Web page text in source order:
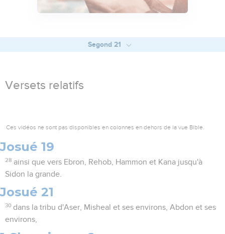
Segond 21
Versets relatifs
Ces vidéos ne sont pas disponibles en colonnes en dehors de la vue Bible.
Josué 19
28 ainsi que vers Ebron, Rehob, Hammon et Kana jusqu'à
Sidon la grande.
Josué 21
30 dans la tribu d'Aser, Misheal et ses environs, Abdon et ses
environs,